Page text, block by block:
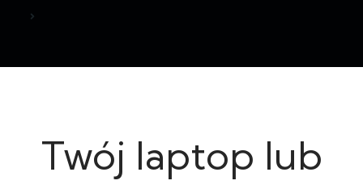
Twój laptop lub